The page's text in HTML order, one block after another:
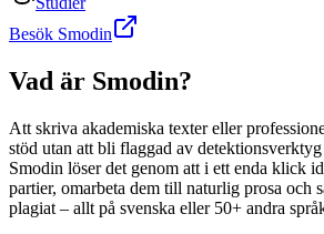
Besök Smodin
Vad är Smodin?
Att skriva akademiska texter eller
stöd utan att bli flaggad av detektionsverktyg
Smodin löser det genom att i ett enda klick
partier, omarbeta dem till naturlig prosa och
plagiat – allt på svenska eller 50+ andra